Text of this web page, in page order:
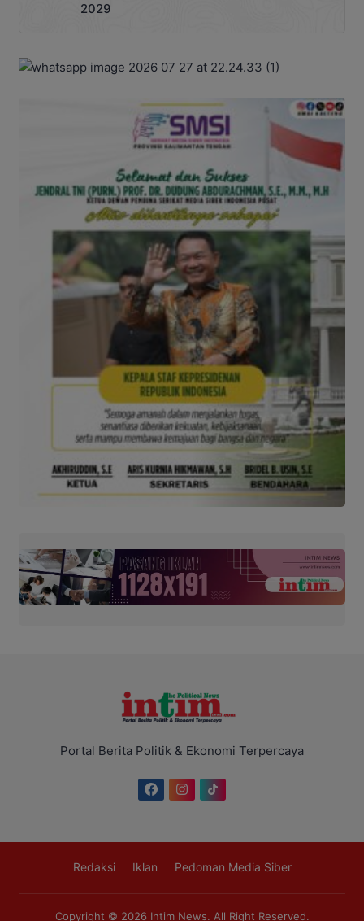
2029
Portal Berita Politik & Ekonomi Terpercaya
Redaksi Iklan Pedoman Media Siber
Copyright © 2026 Intim News. All Right Reserved.